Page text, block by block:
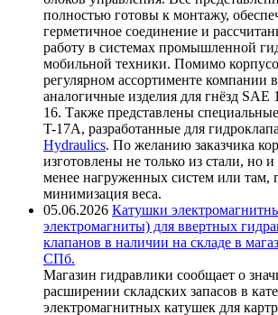
полностью готовы к монтажу,
герметичное соединение и
работу в системах промышленной
мобильной техники. Помимо
регулярном ассортименте компании
аналогичные изделия для гнёзд
16. Также представлены
T-17A, разработанные для
Hydraulics. По желанию заказчика
изготовлены не только из стали, но
менее нагруженных систем или там,
минимизация веса.
05.06.2026 Катушки
электромагниты) для ввертных
клапанов в наличии на складе в
СПб.
Магазин гидравлики сообщает о
расширении складских запасов в
электромагнитных катушек для